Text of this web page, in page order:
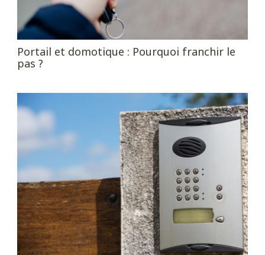
Portail et domotique : Pourquoi franchir le
pas ?